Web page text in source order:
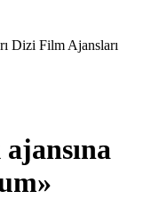
Dizi Film Ajansları